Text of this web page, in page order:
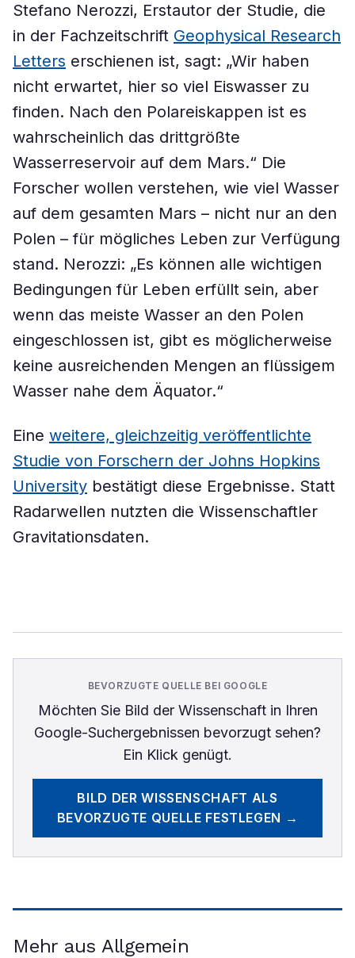
Stefano Nerozzi, Erstautor der Studie, die
in der Fachzeitschrift Geophysical Research
Letters erschienen ist, sagt: „Wir haben
nicht erwartet, hier so viel Eiswasser zu
finden. Nach den Polareiskappen ist es
wahrscheinlich das drittgrößte
Wasserreservoir auf dem Mars.“ Die
Forscher wollen verstehen, wie viel Wasser
auf dem gesamten Mars – nicht nur an den
Polen – für mögliches Leben zur Verfügung
stand. Nerozzi: „Es können alle wichtigen
Bedingungen für Leben erfüllt sein, aber
wenn das meiste Wasser an den Polen
eingeschlossen ist, gibt es möglicherweise
keine ausreichenden Mengen an flüssigem
Wasser nahe dem Äquator.“
Eine weitere, gleichzeitig veröffentlichte
Studie von Forschern der Johns Hopkins
University bestätigt diese Ergebnisse. Statt
Radarwellen nutzten die Wissenschaftler
Gravitationsdaten.
BEVORZUGTE QUELLE BEI GOOGLE
Möchten Sie Bild der Wissenschaftin Ihren
Google-Suchergebnissen bevorzugt sehen?
Ein Klick genügt.
BILD DER WISSENSCHAFT ALS
BEVORZUGTE QUELLE FESTLEGEN →
Mehr aus Allgemein